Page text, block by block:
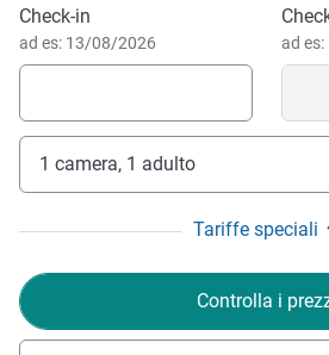
Prenota questo hotel
Check-in
ad es: 13/08/2026 ad
1 camera, 1 adulto
Tariffe speciali
Controlla i